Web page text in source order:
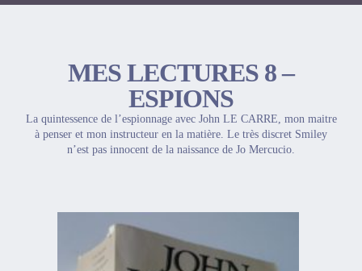
MES LECTURES 8 –
ESPIONS
La quintessence de l’espionnage avec John LE CARRE, mon maitre
à penser et mon instructeur en la matière. Le très discret Smiley
n’est pas innocent de la naissance de Jo Mercucio.